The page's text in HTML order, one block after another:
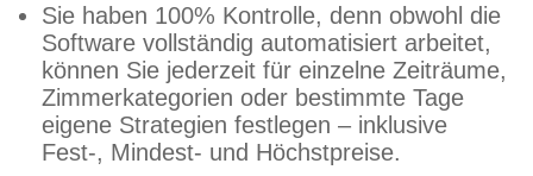
Sie haben 100% Kontrolle, denn obwohl die
Software vollständig automatisiert arbeitet,
können Sie jederzeit für einzelne Zeiträume,
Zimmerkategorien oder bestimmte Tage
eigene Strategien festlegen – inklusive
Fest-, Mindest- und Höchstpreise.